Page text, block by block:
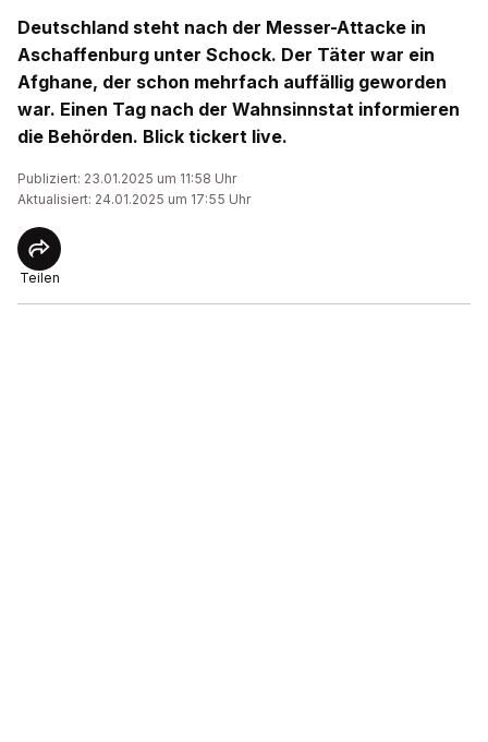
Deutschland steht nach der Messer-Attacke in
Aschaffenburg unter Schock. Der Täter war ein
Afghane, der schon mehrfach auffällig geworden
war. Einen Tag nach der Wahnsinnstat informieren
die Behörden. Blick tickert live.
Publiziert: 23.01.2025 um 11:58 Uhr
Aktualisiert: 24.01.2025 um 17:55 Uhr
Teilen